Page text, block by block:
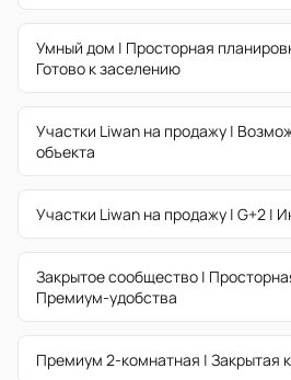
Умный дом | Просторная
Готово к заселению
Участки Liwan на продажу |
объекта
Участки Liwan на продажу | G+2 |
Закрытое сообщество |
Премиум-удобства
Премиум 2-комнатная | Закрытая